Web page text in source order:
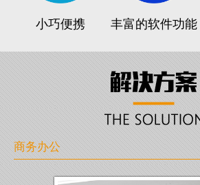
小巧便携 丰富的软件功能
商务办公